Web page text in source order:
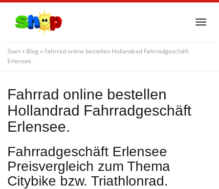
content
Start» Blog » Fahrrad online bestellen Hollandrad Fahrradgeschäft
Erlensee.
Fahrrad online bestellen
Hollandrad Fahrradgeschäft
Erlensee.
Fahrradgeschäft Erlensee
Preisvergleich zum Thema
Citybike bzw. Triathlonrad.